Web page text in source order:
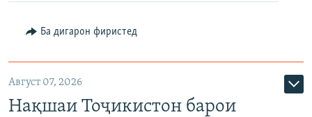
Ба дигарон фиристед
Август 07, 2026
Нақшаи Тоҷикистон барои